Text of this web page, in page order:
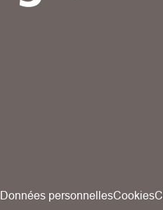
Données personnellesCookies